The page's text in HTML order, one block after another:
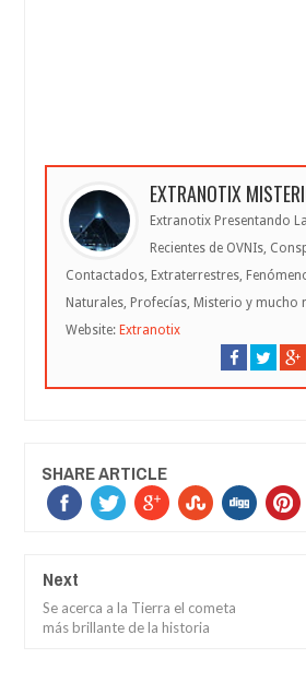
EXTRANOTIX
Extranotix Presentando
Recientes de OVNIs,
Contactados, Extraterrestres,
Naturales, Profecías, Misterio y mucho
Website: Extranotix
SHARE ARTICLE
Next
Se acerca a la Tierra el cometa
más brillante de la historia